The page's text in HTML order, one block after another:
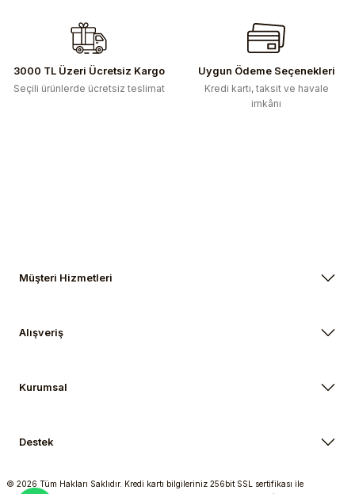
Ürün fiyatı diğer sitelerden daha pahalı.
Bu ürüne benzer farklı alternatifler olmalı.
3000 TL Üzeri Ücretsiz Kargo
Seçili ürünlerde ücretsiz teslimat
Uygun Ödeme Seçenekleri
Kredi kartı, taksit ve havale
imkânı
Müşteri Hizmetleri
Alışveriş
Kurumsal
Destek
© 2026 Tüm Hakları Saklıdır. Kredi kartı bilgileriniz 256bit SSL sertifikası ile